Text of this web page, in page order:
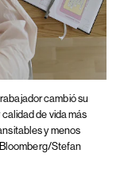
cambió su
de vida más
y menos
Stefan